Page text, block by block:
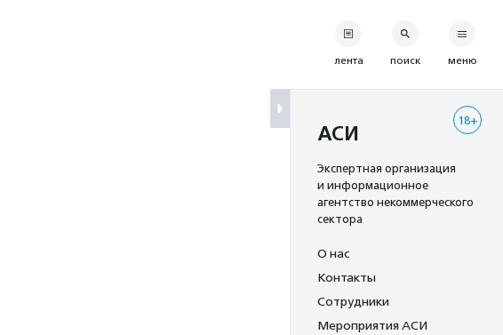
лента поиск меню
18+
АСИ
Экспертная организация
и информационное
агентство некоммерческого
сектора
О нас
Контакты
Сотрудники
Мероприятия АСИ